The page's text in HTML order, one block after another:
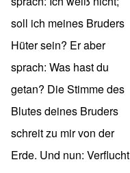
soll ich meines Bruders
Hüter sein? Er aber
sprach: Was hast du
getan? Die Stimme des
Blutes deines Bruders
schreit zu mir von der
Erde. Und nun: Verflucht